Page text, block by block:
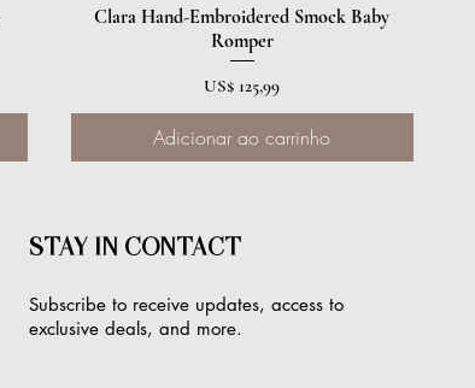
Visualização rápida
Clara Hand-Embroidered Smock Baby
Romper
Preço
US$ 125,99
Adicionar ao carrinho
STAY IN CONTACT
Subscribe to receive updates, access to
exclusive deals, and more.